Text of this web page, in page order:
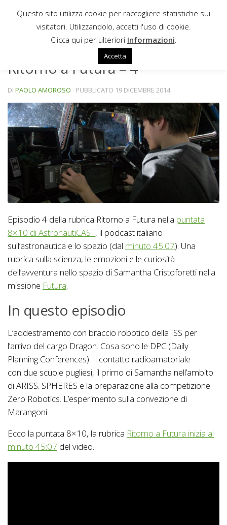
Sotto il contenuto
Ritorno a Futura – 4
DI PAOLO AMOROSO · PUBBLICATO 19 DICEMBRE 2014
Episodio 4 della rubrica Ritorno a Futura nella puntata
8×10 di AstronautiCAST, il podcast italiano
sull’astronautica e lo spazio (dal minuto 45:07). Una
rubrica sulla scienza, le emozioni e le curiosità
dell’avventura nello spazio di Samantha Cristoforetti nella
missione Futura.
In questo episodio
L’addestramento con braccio robotico della ISS per
l’arrivo del cargo Dragon. Cosa sono le DPC (Daily
Planning Conferences). Il contatto radioamatoriale
con due scuole pugliesi, il primo di Samantha nell’ambito
di ARISS. SPHERES e la preparazione alla competizione
Zero Robotics. L’esperimento sulla convezione di
Marangoni.
Ecco la puntata 8×10, la rubrica Ritorno a Futura inizia al
minuto 45:07 del video.
Questo sito utilizza cookie per raccogliere statistiche sui
visitatori. Utilizzandolo, accetti l'uso di cookie.
Clicca qui per ulteriori Informazioni
Accetta